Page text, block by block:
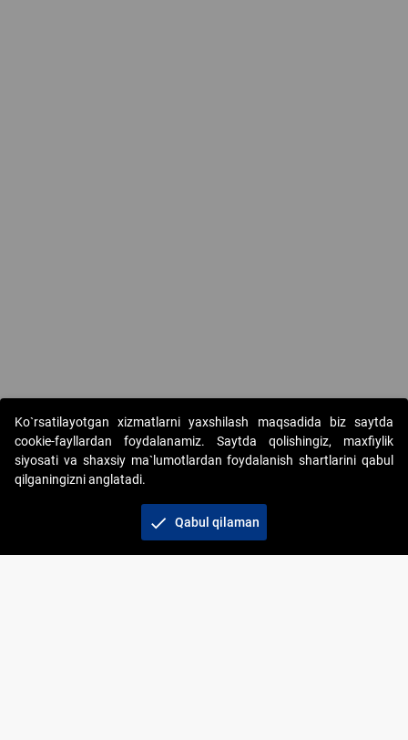
Copyright © 2017-2026. "Elektron onlayn-auksionlarni
tashkil etish" AJ. Barcha huquqlar himoyalangan
Ko`rsatilayotgan xizmatlarni yaxshilash maqsadida biz saytda
cookie-fayllardan foydalanamiz. Saytda qolishingiz, maxfiylik
siyosati va shaxsiy ma`lumotlardan foydalanish shartlarini qabul
qilganingizni anglatadi.
check Qabul qilaman